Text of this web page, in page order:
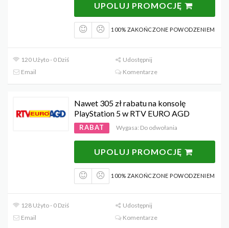
UPOLUJ PROMOCJĘ
100% ZAKOŃCZONE POWODZENIEM
120 Użyto - 0 Dziś
Udostępnij
Email
Komentarze
Nawet 305 zł rabatu na konsolę
PlayStation 5 w RTV EURO AGD
RABAT Wygasa: Do odwołania
UPOLUJ PROMOCJĘ
100% ZAKOŃCZONE POWODZENIEM
128 Użyto - 0 Dziś
Udostępnij
Email
Komentarze